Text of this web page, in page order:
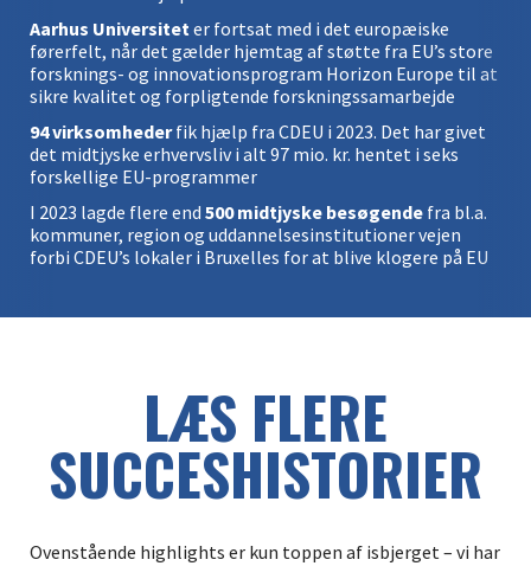
Aarhus Universiteter fortsat med i det europæiske
førerfelt, når det gælder hjemtag af støtte fra EU’s store
forsknings- og innovationsprogram Horizon Europe til at
sikre kvalitet og forpligtende forskningssamarbejde
94 virksomhederfik hjælp fra CDEU i 2023. Det har givet
det midtjyske erhvervsliv i alt 97 mio. kr. hentet i seks
forskellige EU-programmer
I 2023 lagde flere end 500 midtjyske besøgende fra bl.a.
kommuner, region og uddannelsesinstitutioner vejen
forbi CDEU’s lokaler i Bruxelles for at blive klogere på EU
LÆS FLERE
SUCCESHISTORIER
Ovenstående highlights er kun toppen af isbjerget – vi har